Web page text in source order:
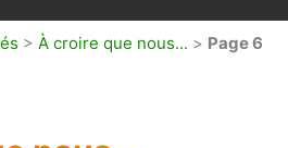
> À croire que nous... > Page 6